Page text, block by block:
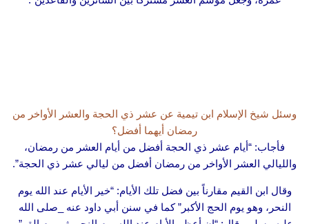
وسئل شيخ الإسلام ابن تيمية عن عشر ذي الحجة والعشر الأواخر من
رمضان أيهما أفضل؟
فأجاب: “أيام عشر ذي الحجة أفضل من أيام العشر من رمضان،
والليالي العشر الأواخر من رمضان أفضل من ليالي عشر ذي الحجة”.
وقال ابن القيم مقارناً بين فضل تلك الأيام: “خير الأيام عند الله يوم
النحر، وهو يوم الحج الأكبر” كما في سنن أبي داود عنه _صلى الله